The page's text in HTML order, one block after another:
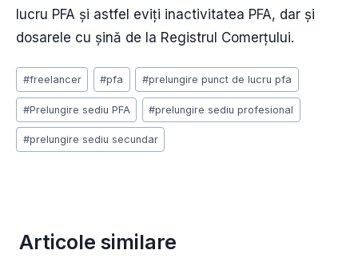
lucru PFA și astfel eviți inactivitatea PFA, dar și
dosarele cu șină de la Registrul Comerțului.
Post
Tags:
#freelancer #pfa #prelungire punct de lucru pfa
#Prelungire sediu PFA #prelungire sediu profesional
#prelungire sediu secundar
Articole similare